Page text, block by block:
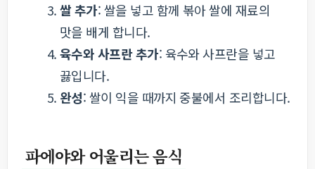
쌀 추가: 쌀을 넣고 함께 볶아 쌀에 재료의
맛을 배게 합니다.
육수와 사프란 추가: 육수와 사프란을 넣고
끓입니다.
완성: 쌀이 익을 때까지 중불에서 조리합니다.
파에야와 어울리는 음식